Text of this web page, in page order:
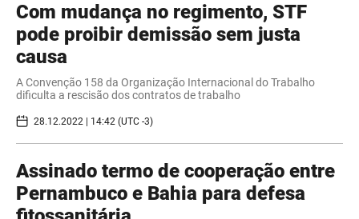
Com mudança no regimento, STF
pode proibir demissão sem justa
causa
A Convenção 158 da Organização Internacional do Trabalho
dificulta a rescisão dos contratos de trabalho
28.12.2022 | 14:42 (UTC -3)
Assinado termo de cooperação entre
Pernambuco e Bahia para defesa